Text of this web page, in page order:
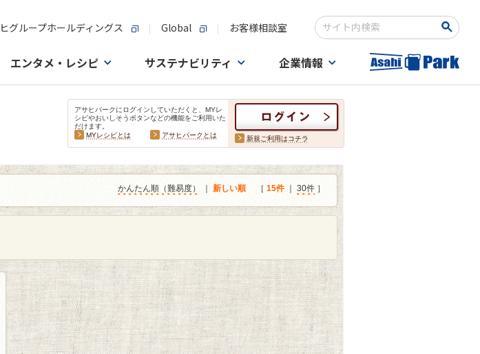
グループホールディングス Global お客様相談室
検索キーワード入力
エンタメ・レシピ サステナビリティ 企業情報
アサヒパークにログインしていただくと、MYレ
シピやおいしそうボタンなどの機能をご利用いた
だけます。
MYレシピとは
アサヒパークとは 新規ご利用はコチラ
かんたん順（難易度） 新しい順 ［ 15件｜ 30件 ］